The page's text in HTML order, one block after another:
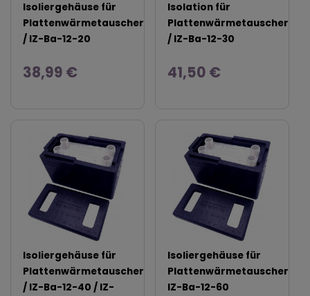
Isoliergehäuse für
Plattenwärmetauscher
/ IZ-Ba-12-20
38,99 €
Isolation für
Plattenwärmetauscher
/ IZ-Ba-12-30
41,50 €
Isoliergehäuse für
Plattenwärmetauscher
/ IZ-Ba-12-40 / IZ-
Isoliergehäuse für
Plattenwärmetauscher
IZ-Ba-12-60